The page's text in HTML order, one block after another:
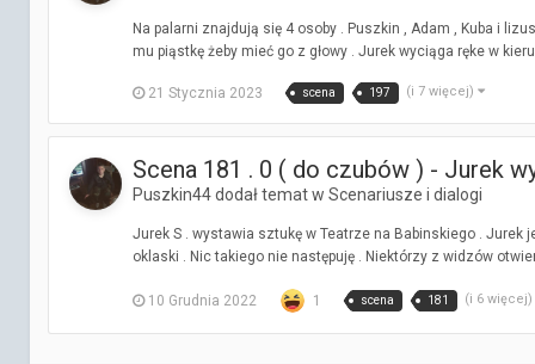
Na palarni znajdują się 4 osoby . Puszkin , Adam , Kuba i
mu piąstkę żeby mieć go z głowy . Jurek wyciąga ręke w
21 Stycznia 2023 scena 197 (i 7 więcej)
Scena 181 . 0 ( do czubów ) - Jurek
Puszkin44 dodał temat w Scenariusze i dialogi
Jurek S . wystawia sztukę w Teatrze na Babinskiego .
oklaski . Nic takiego nie następuję . Niektórzy z widzów
10 Grudnia 2022 1 scena 181 (i 6 więcej)